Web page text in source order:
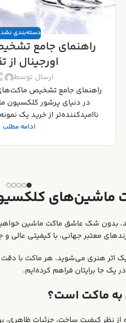
دسته‌بندی
جدیدترین
ماشین ۲۰۲۵
باشیم؟
ارسال توسط
چه مدل‌هایی باشیم؟
کلکسیونی همواره در حال
ماشین‌های
بدون شک عاشق ماکت ماشین
معتبر جهانی، با کیفیتی عالی و
اثر هنری می‌شوید. هر ماکت با
یک جا برایتان فراهم کرده‌ایم.
به ماکت است؟
نظر کیفیت ساخت، جزئیات